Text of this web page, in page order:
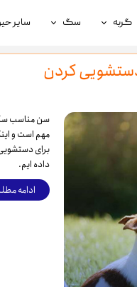
گربه
غذای گربه
لوازم نگهداری گربه
سلامتی گربه
آرایشی و بهداشتی گربه
سگ
غذای سگ
لوازم نگهداری سگ
سلامتی سگ
آرایشی و بهداشتی
سایر
کردن
سن مناسب سگ
مهم است و
برای
داده ایم.
ادامه